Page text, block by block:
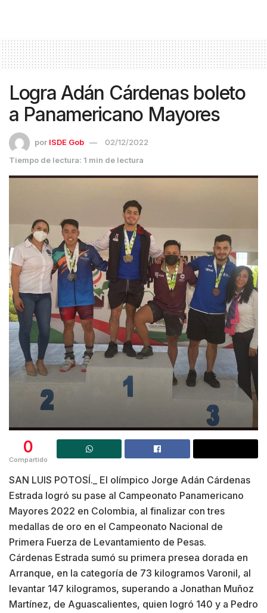
Logra Adán Cárdenas boleto
a Panamericano Mayores
por ISDE Gob
02/12/2022
Tiempo de lectura: 1 min de lectura
0
Compartido
SAN LUIS POTOSÍ._ El olímpico Jorge Adán Cárdenas
Estrada logró su pase al Campeonato Panamericano
Mayores 2022 en Colombia, al finalizar con tres
medallas de oro en el Campeonato Nacional de
Primera Fuerza de Levantamiento de Pesas.
Cárdenas Estrada sumó su primera presea dorada en
Arranque, en la categoría de 73 kilogramos Varonil, al
levantar 147 kilogramos, superando a Jonathan Muñoz
Martínez, de Aguascalientes, quien logró 140 y a Pedro